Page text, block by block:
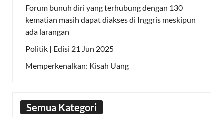
Forum bunuh diri yang terhubung dengan 130
kematian masih dapat diakses di Inggris meskipun
ada larangan
Politik | Edisi 21 Jun 2025
Memperkenalkan: Kisah Uang
Semua Kategori